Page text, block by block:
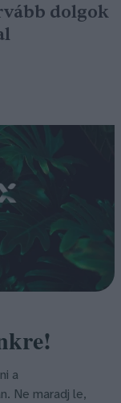
dolgok
a
Ne maradj le,